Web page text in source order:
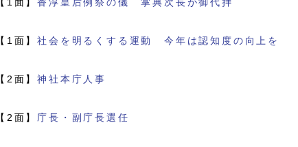
【1面】社会を明るくする運動 今年は認知度の向上を
【2面】神社本庁人事
【2面】 庁長・副庁長選任